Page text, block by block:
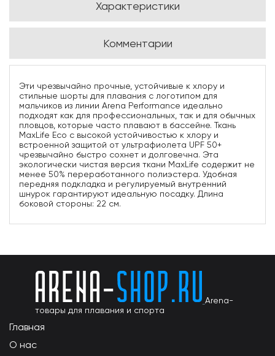
Характеристики
Комментарии
Эти чрезвычайно прочные, устойчивые к хлору и
стильные шорты для плавания с логотипом для
мальчиков из линии Arena Performance идеально
подходят как для профессиональных, так и для обычных
пловцов, которые часто плавают в бассейне. Ткань
MaxLife Eco с высокой устойчивостью к хлору и
встроенной защитой от ультрафиолета UPF 50+
чрезвычайно быстро сохнет и долговечна. Эта
экологически чистая версия ткани MaxLife содержит не
менее 50% переработанного полиэстера. Удобная
передняя подкладка и регулируемый внутренний
шнурок гарантируют идеальную посадку. Длина
боковой стороны: 22 см.
Arena-
товары для плавания и спорта
Главная
О нас